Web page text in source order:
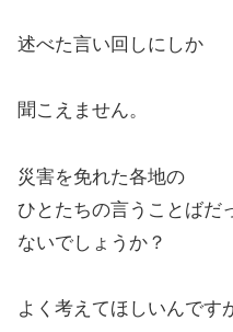
述べた言い回しにしか
聞こえません。
災害を免れた各地の
ひとたちの言うことばだ
ないでしょうか？
よく考えてほしいんです